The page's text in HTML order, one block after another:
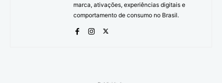
marca, ativações, experiências digitais e
comportamento de consumo no Brasil.